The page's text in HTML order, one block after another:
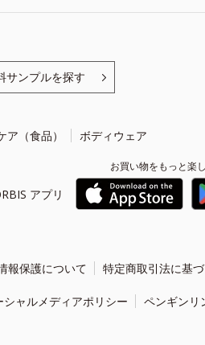
サンプルを探す
ア（食品） ボディウェア
アプリ
お買い物をもっと楽
報保護について 特定商取引法に基
シャルメディアポリシー ペンギンリ